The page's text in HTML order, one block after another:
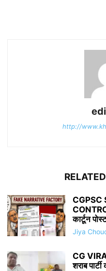
http://
CGPSC
कार्टून
Jiya
CG
शराब